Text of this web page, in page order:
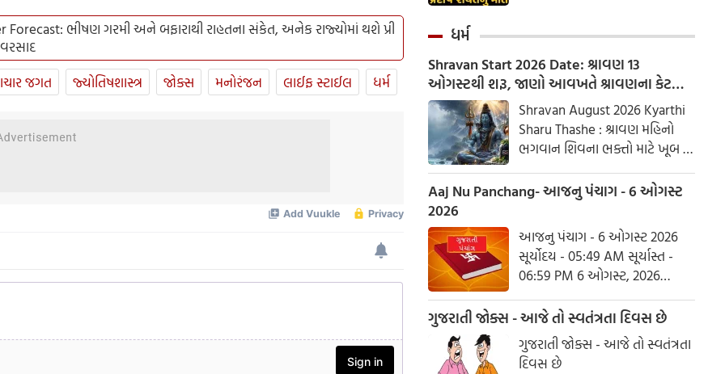
Forecast: ભીષણ ગરમી અને બફારાથી રાહતના સંકેત, અનેક રાજ્યોમાં થશે પ્રી
જગત
જ્યોતિષશાસ્ત્ર જોક્સ મનોરંજન લાઈફ સ્ટાઈલ ધર્મ
થયું
ધર્મ
Shravan Start 2026 Date: શ્રાવણ 13
ઓગસ્ટથી શરૂ, જાણો આવખતે શ્રાવણના કેટલા
સોમવાર રહેશે
Shravan August 2026 Kyarthi
Sharu Thashe : શ્રાવણ મહિનો
ભગવાન શિવના ભક્તો માટે ખૂબ જ
ખાસ છે. આ મહિનામાં ભગવાન
શિવની પૂજા કરવાથી ઈચ્છાઓ
ઝડપથી પૂર્ણ થાય છે. ધાર્મિક
માન્યતાઓ અનુસાર, ભગવાન શિવે
આ મહિનામાં દેવી પાર્વતીને પોતાની
પત્ની તરીકે સ્વીકાર્યા હતા. ચાલો
જાણીએ કે આ વર્ષે શ્રાવણમાં કેટલા
સોમવાર હશે.
Aaj Nu Panchang- આજનુ પંચાગ - 6 ઓગસ્ટ
2026
આજનુ પંચાગ - 6 ઓગસ્ટ 2026
સૂર્યોદય - 05:49 AM સૂર્યાસ્ત -
06:59 PM 6 ઓગસ્ટ, 2026
ગુરૂવાર આષાઢ વદ આઠમ - વિક્રમ
સંવત 2082
ગુજરાતી જોક્સ - આજે તો સ્વતંત્રતા દિવસ છે
ગુજરાતી જોક્સ - આજે તો સ્વતંત્રતા
દિવસ છે